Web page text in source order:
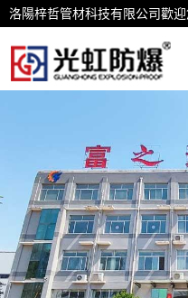
洛陽梓哲管材科技有限公司歡